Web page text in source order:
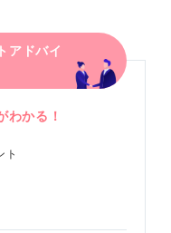
アドバイ
わかる！
ト